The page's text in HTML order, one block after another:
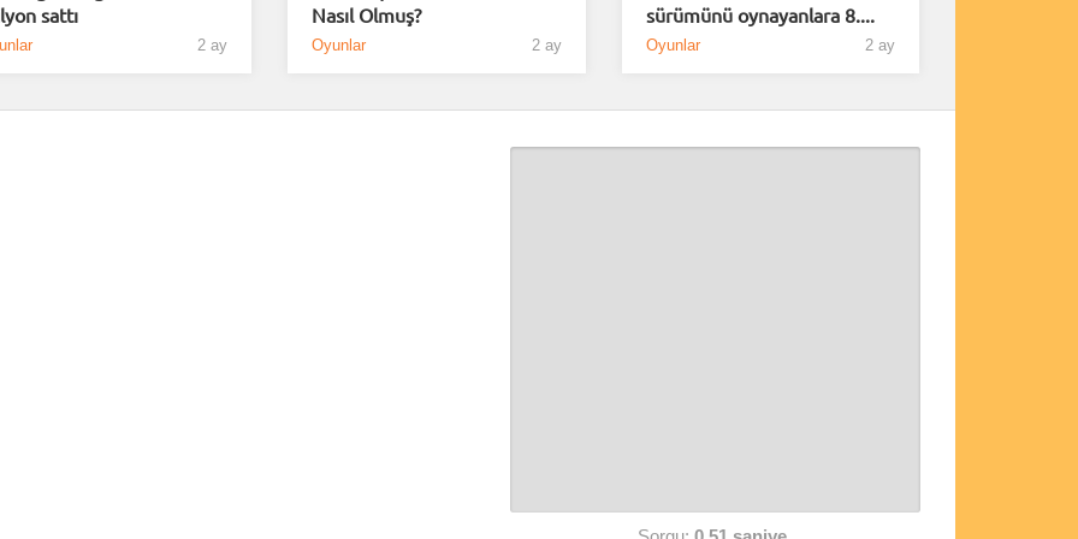
sattı
2 ay
Nasıl Olmuş?
Oyunlar 2 ay
sürümünü oynayanlara 8....
Oyunlar 2 ay